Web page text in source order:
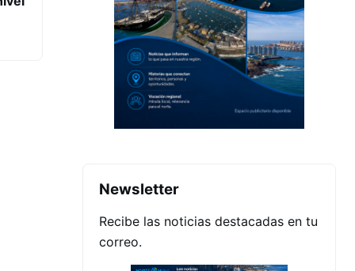
Newsletter
Recibe las noticias destacadas en tu
correo.